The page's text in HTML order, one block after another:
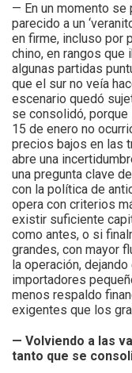
— En un momento
parecido a un
en firme, incluso por
chino, en rangos que
algunas partidas
que el sur no veía
escenario quedó
se consolidó, porque
15 de enero no
precios bajos en las
abre una
una pregunta clave
con la política de
opera con criterios
existir suficiente
como antes, o si
grandes, con mayor
la operación,
importadores
menos respaldo
exigentes que los
— Volviendo a las
tanto que se